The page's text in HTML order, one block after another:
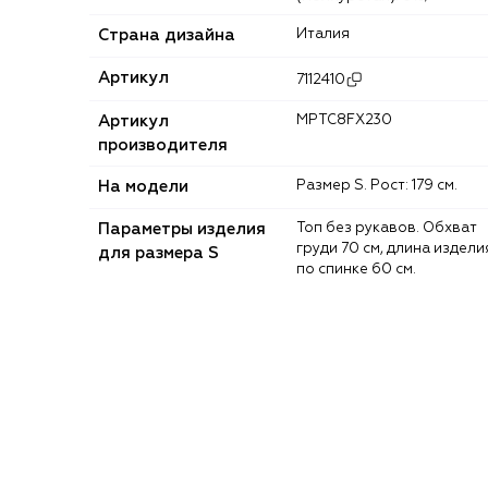
Страна дизайна Италия
Артикул 7112410
Артикул
производителя
MPTC8FX230
На модели Размер S. Рост: 179 см.
Параметры изделия
для размера S
груди 70 см, длина
по спинке 60 см.